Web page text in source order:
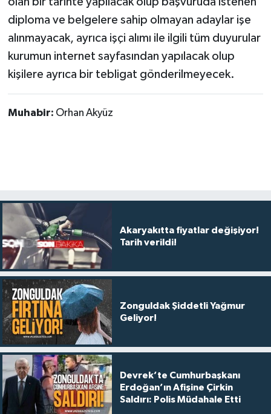
diploma ve belgelere sahip olmayan adaylar işe
alınmayacak, ayrıca işçi alımı ile ilgili tüm duyurular
kurumun internet sayfasından yapılacak olup
kişilere ayrıca bir tebligat gönderilmeyecek.
Muhabir: Orhan Akyüz
Akaryakıtta fiyatlar değişiyor!
Tarih verildi!
Zonguldak Şiddetli Yağmur
Geliyor!
Devrek’te Cumhurbaşkanı
Erdoğan’ın Afişine Çirkin
Saldırı: Polis Müdahale Etti